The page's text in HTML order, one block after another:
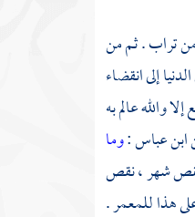
تراب . ثم من
إلى انقضاء
والله عالم به
ابن عباس:وما
شهر ، نقص
هذا للمعمر .